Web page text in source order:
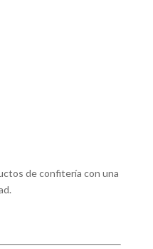
de confitería con una